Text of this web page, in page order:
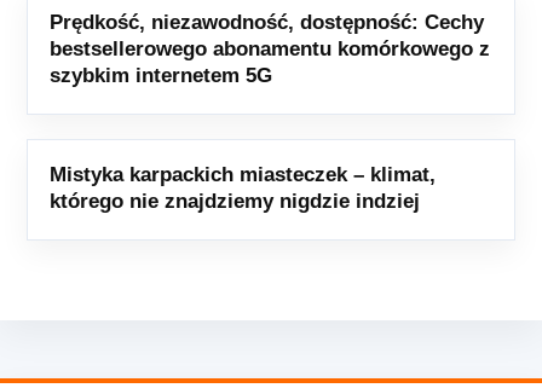
Prędkość, niezawodność, dostępność: Cechy
bestsellerowego abonamentu komórkowego z
szybkim internetem 5G
Mistyka karpackich miasteczek – klimat,
którego nie znajdziemy nigdzie indziej